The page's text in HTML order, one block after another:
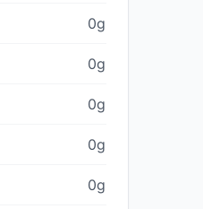
0g
0g
0g
0g
0g